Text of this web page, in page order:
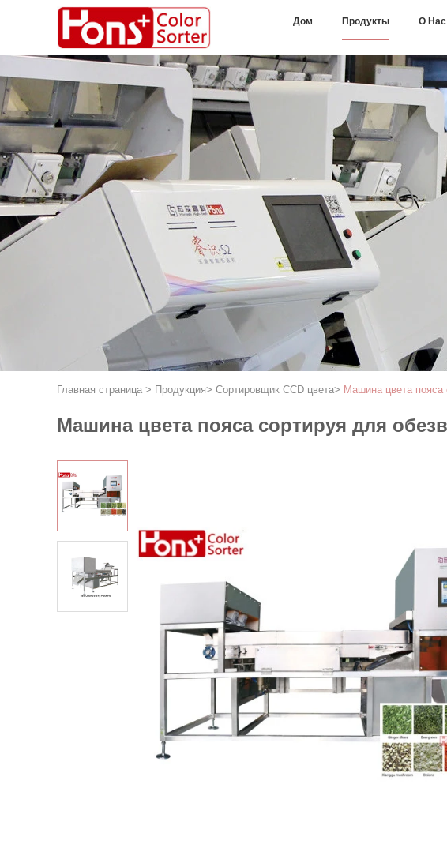
Дом Продукты О Нас
Главная страница > Продукция> Сортировщик CCD цвета> Машина цвета пояса
Машина цвета пояса сортируя для